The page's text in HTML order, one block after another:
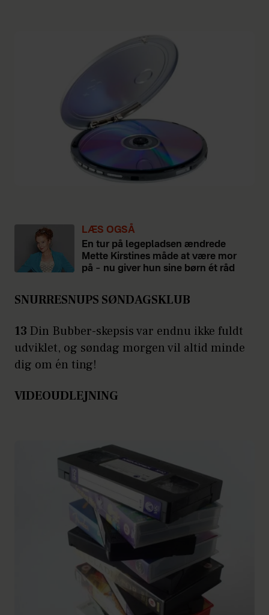
LÆS OGSÅ
En tur på legepladsen ændrede
Mette Kirstines måde at være mor
på – nu giver hun sine børn ét råd
SNURRESNUPS SØNDAGSKLUB
13 Din Bubber-skepsis var endnu ikke fuldt
udviklet, og søndag morgen vil altid minde
dig om én ting!
VIDEOUDLEJNING